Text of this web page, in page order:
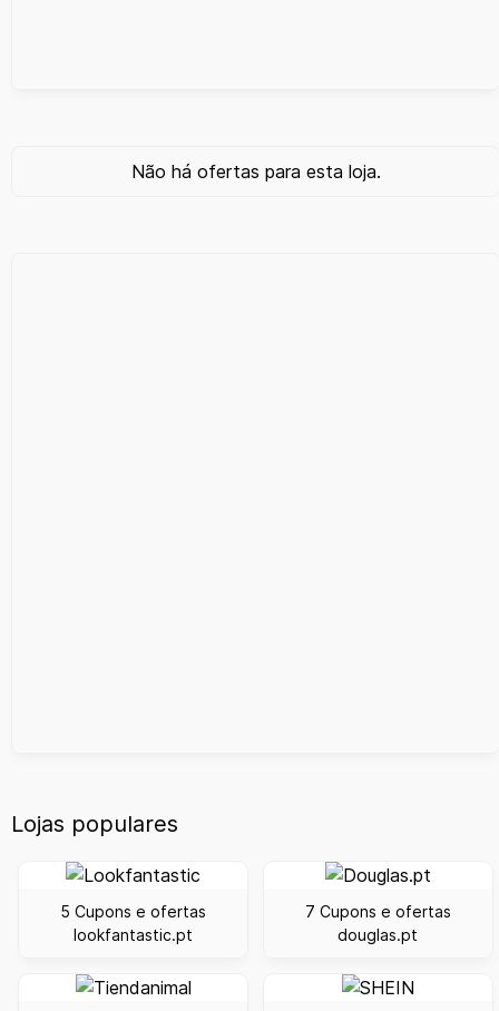
Não há ofertas para esta loja.
Lojas populares
5 Cupons e ofertas
lookfantastic.pt
7 Cupons e ofertas
douglas.pt